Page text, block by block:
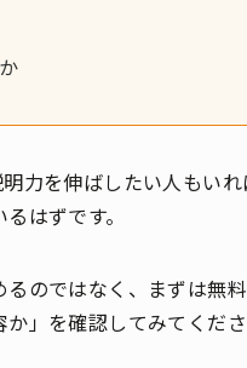
力を伸ばしたい人もい
はずです。
のではなく、まずは無
」を確認してみてくださ